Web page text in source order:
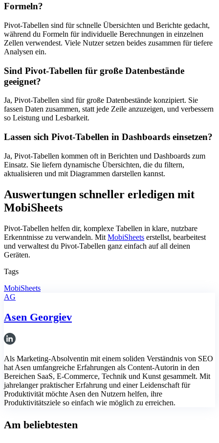
Formeln?
Pivot-Tabellen sind für schnelle Übersichten und Berichte gedacht,
während du Formeln für individuelle Berechnungen in einzelnen
Zellen verwendest. Viele Nutzer setzen beides zusammen für tiefere
Analysen ein.
Sind Pivot-Tabellen für große Datenbestände
geeignet?
Ja, Pivot-Tabellen sind für große Datenbestände konzipiert. Sie
fassen Daten zusammen, statt jede Zeile anzuzeigen, und verbessern
so Leistung und Lesbarkeit.
Lassen sich Pivot-Tabellen in Dashboards einsetzen?
Ja, Pivot-Tabellen kommen oft in Berichten und Dashboards zum
Einsatz. Sie liefern dynamische Übersichten, die du filtern,
aktualisieren und mit Diagrammen darstellen kannst.
Auswertungen schneller erledigen mit
MobiSheets
Pivot-Tabellen helfen dir, komplexe Tabellen in klare, nutzbare
Erkenntnisse zu verwandeln. Mit MobiSheets erstellst, bearbeitest
und verwaltest du Pivot-Tabellen ganz einfach auf all deinen
Geräten.
Tags
MobiSheets
AG
Asen Georgiev
Als Marketing-Absolventin mit einem soliden Verständnis von SEO
hat Asen umfangreiche Erfahrungen als Content-Autorin in den
Bereichen SaaS, E-Commerce, Technik und Kunst gesammelt. Mit
jahrelanger praktischer Erfahrung und einer Leidenschaft für
Produktivität möchte Asen den Nutzern helfen, ihre
Produktivitätsziele so einfach wie möglich zu erreichen.
Am beliebtesten